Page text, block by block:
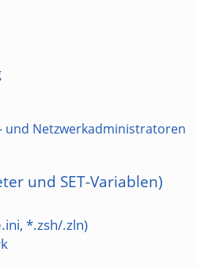
und Netzwerkadministratoren
und SET-Variablen)
*.zsh/.zln)